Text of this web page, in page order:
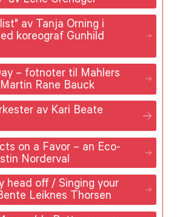
av Tanja Orning i
koreograf Gunhild
– fotnoter til Mahlers
Rane Bauck
av Kari Beate
on a Favor – an Eco-
Norderval
head off / Singing your
Leiknes Thorsen